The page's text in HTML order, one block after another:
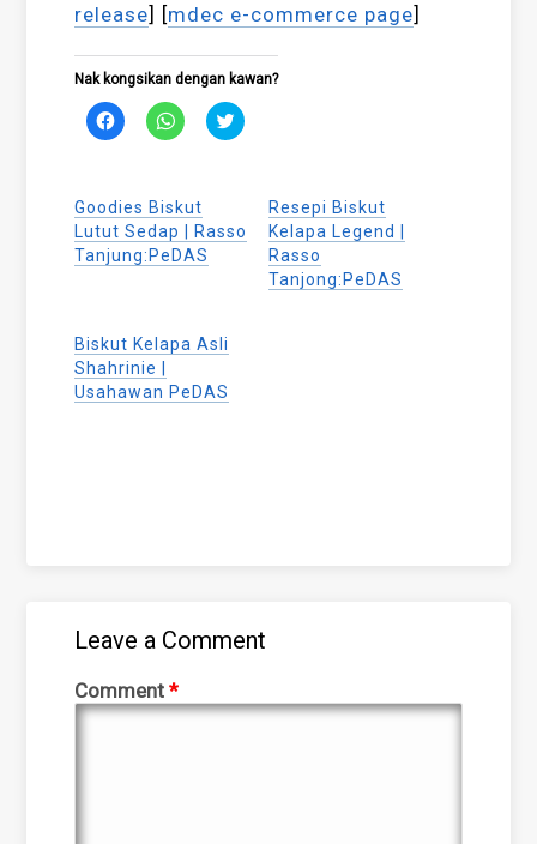
release] [mdec e-commerce page]
Nak kongsikan dengan kawan?
Click
to
(Opens
in
new
window)
Click
to
(Opens
in
new
window)
Click
to
(Opens
new
window)
Goodies Biskut
Lutut Sedap | Rasso
Tanjung:PeDAS
Resepi Biskut
Kelapa Legend |
Rasso
Tanjong:PeDAS
Biskut Kelapa Asli
Shahrinie |
Usahawan PeDAS
Leave a Comment
Comment*